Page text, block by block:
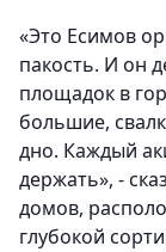
«Это Есимов
пакость. И он
площадок в
большие,
дно. Каждый
держать», -
домов,
глубокой